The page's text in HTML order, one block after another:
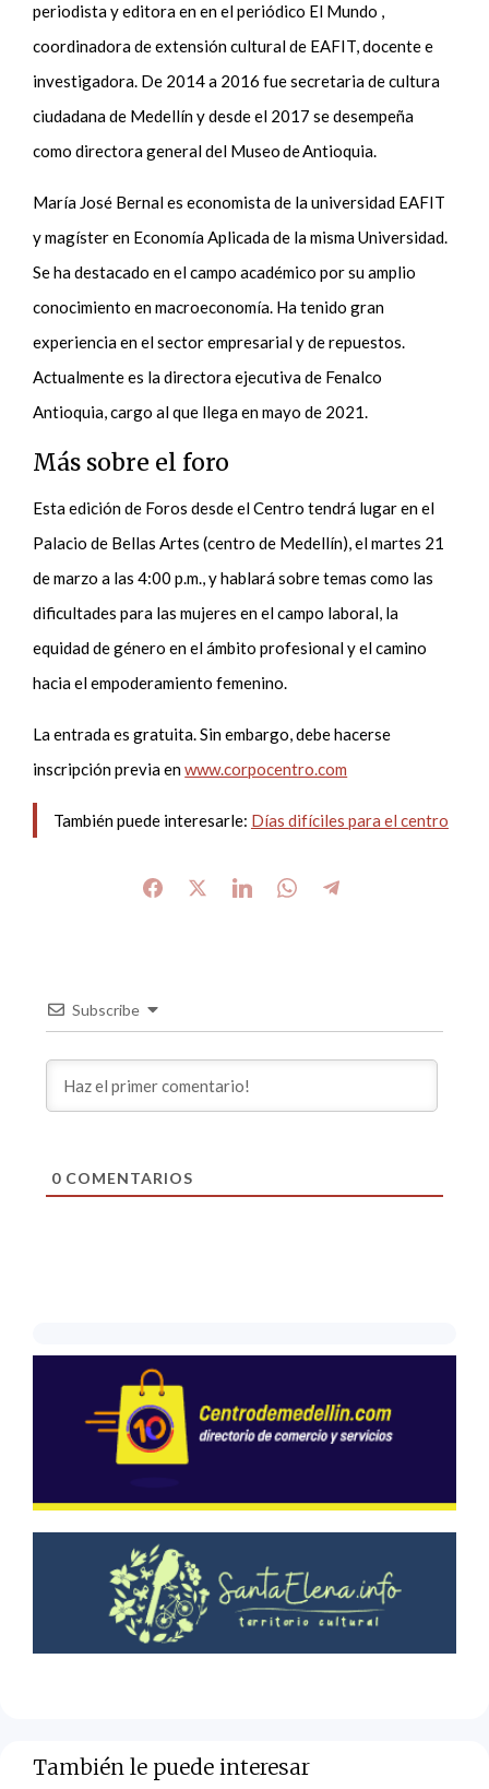
periodista y editora en en el periódico El Mundo ,
coordinadora de extensión cultural de EAFIT, docente e
investigadora. De 2014 a 2016 fue secretaria de cultura
ciudadana de Medellín y desde el 2017 se desempeña
como directora general del Museo de Antioquia.
María José Bernal es economista de la universidad EAFIT
y magíster en Economía Aplicada de la misma Universidad.
Se ha destacado en el campo académico por su amplio
conocimiento en macroeconomía. Ha tenido gran
experiencia en el sector empresarial y de repuestos.
Actualmente es la directora ejecutiva de Fenalco
Antioquia, cargo al que llega en mayo de 2021.
Más sobre el foro
Esta edición de Foros desde el Centro tendrá lugar en el
Palacio de Bellas Artes (centro de Medellín), el martes 21
de marzo a las 4:00 p.m., y hablará sobre temas como las
dificultades para las mujeres en el campo laboral, la
equidad de género en el ámbito profesional y el camino
hacia el empoderamiento femenino.
La entrada es gratuita. Sin embargo, debe hacerse
inscripción previa enwww.corpocentro.com
También puede interesarle: Días difíciles para el centro
Subscribe
0COMENTARIOS
También le puede interesar